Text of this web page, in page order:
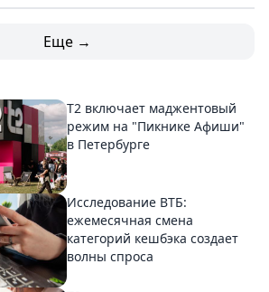
Еще →
Т2 включает маджентовый
режим на "Пикнике Афиши"
в Петербурге
Исследование ВТБ:
ежемесячная смена
категорий кешбэка создает
волны спроса